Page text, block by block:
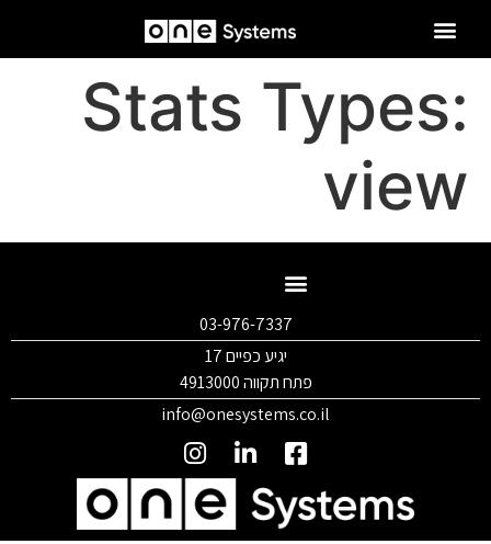
Stats Types:
view
03-976-7337
יגיע כפיים 17
פתח תקווה 4913000
info@onesystems.co.il